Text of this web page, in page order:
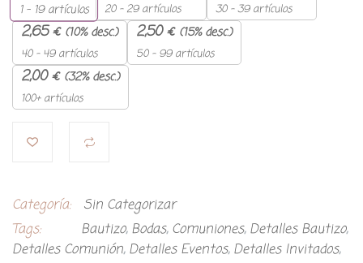
1 - 19artículos 20 - 29 artículos 30 - 39 artículos
2,65€ (10% desc.)
40 - 49 artículos
2,50€ (15% desc.)
50 - 99 artículos
2,00€ (32% desc.)
100+ artículos
Categoría:
Sin Categorizar
Tags:
Bautizo, Bodas, Comuniones, Detalles Bautizo,
Detalles Comunión, Detalles Eventos, Detalles Invitados,